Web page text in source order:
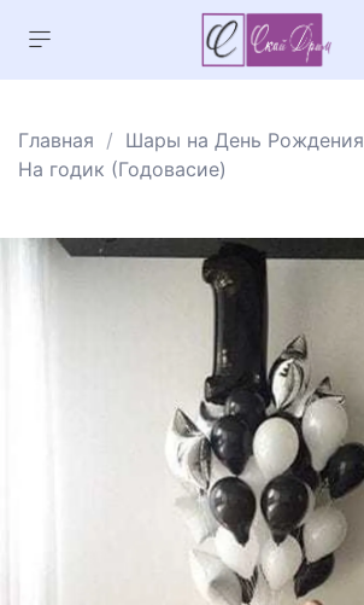
Главная Шары на День Рождения
На годик (Годовасие)